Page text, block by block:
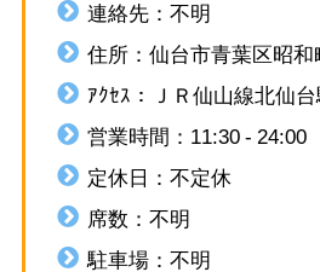
連絡先：不明
住所：仙台市青葉区昭和
ｱｸｾｽ：ＪＲ仙山線北仙
営業時間： 11:30 - 24:00
定休日：不定休
席数：不明
駐車場：不明